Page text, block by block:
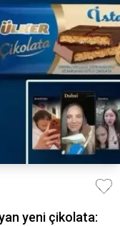
yeni çikolata: